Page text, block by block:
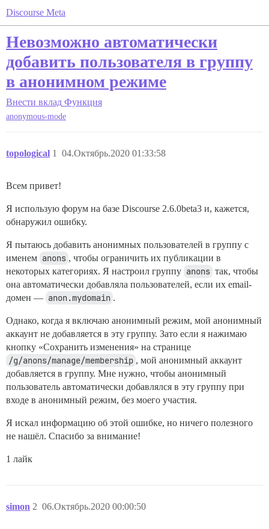
Discourse Meta
Невозможно автоматически
добавить пользователя в группу
в анонимном режиме
Внести вклад Функция
anonymous-mode
topological 04.Октябрь.2020 01:33:58
1
Всем привет!
Я использую форум на базе Discourse 2.6.0beta3 и, кажется,
обнаружил ошибку.
Я пытаюсь добавить анонимных пользователей в группу с
именем anons , чтобы ограничить их публикации в
некоторых категориях. Я настроил группу anons так, чтобы
она автоматически добавляла пользователей, если их email-
домен — anon.mydomain .
Однако, когда я включаю анонимный режим, мой анонимный
аккаунт не добавляется в эту группу. Зато если я нажимаю
кнопку «Сохранить изменения» на странице
/g/anons/manage/membership , мой анонимный аккаунт
добавляется в группу. Мне нужно, чтобы анонимный
пользователь автоматически добавлялся в эту группу при
входе в анонимный режим, без моего участия.
Я искал информацию об этой ошибке, но ничего полезного
не нашёл. Спасибо за внимание!
1 лайк
simon 06.Октябрь.2020 00:00:50
2